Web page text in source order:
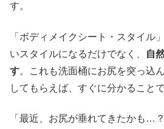
す。
「ボディメイクシート・スタイル
いスタイルになるだけでなく、
自
す。これも洗面桶にお尻を突っ込
してもらえば、すぐに分かることで
「最近、お尻が垂れてきたかも…